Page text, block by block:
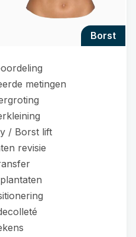
borst
metingen
/ Borst lift
revisie